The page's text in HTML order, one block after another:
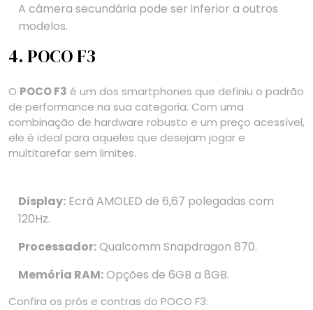
A câmera secundária pode ser inferior a outros
modelos.
4. POCO F3
O POCO F3 é um dos smartphones que definiu o padrão
de performance na sua categoria. Com uma
combinação de hardware robusto e um preço acessível,
ele é ideal para aqueles que desejam jogar e
multitarefar sem limites.
Display: Ecrã AMOLED de 6,67 polegadas com
120Hz.
Processador:Qualcomm Snapdragon 870.
Memória RAM:Opções de 6GB a 8GB.
Confira os prós e contras do POCO F3: